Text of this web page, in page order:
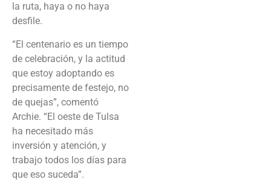
la ruta, haya o no haya
desfile.
“El centenario es un tiempo
de celebración, y la actitud
que estoy adoptando es
precisamente de festejo, no
de quejas”, comentó
Archie. “El oeste de Tulsa
ha necesitado más
inversión y atención, y
trabajo todos los días para
que eso suceda”.